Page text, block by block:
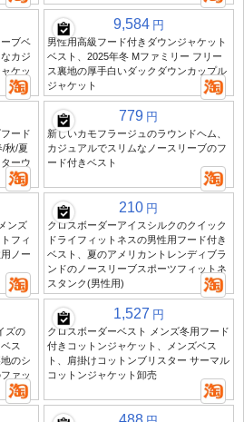
ブベ
カジ
ケッ
9,584 円
男性用高級フード付きダウンジャケット
ベスト、2025年冬 Mファミリー フリー
ス裏地の厚手白いダックダウンカップル
ジャケット
ード
/秋/夏
ーウ
779 円
新しいカモフラージュのラウンドヘム、
カジュアルでスリムなノースリーブのフ
ード付きベスト
ンズ
フィ
ノー
210 円
クロスボーダーアイスシルクのクイック
ドライフィットネスの男性用フード付き
ベスト、夏のアメリカントレンディブラ
ンドのノースリーブスポーツフィットネ
スタンク(男性用)
ズの
ス
のシ
ァッ
1,527 円
クロスボーダーベスト メンズ冬用フード
付きコットンジャケット、メンズベス
ト、肩掛けコットンブリスター サーマル
コットンジャケット卸売